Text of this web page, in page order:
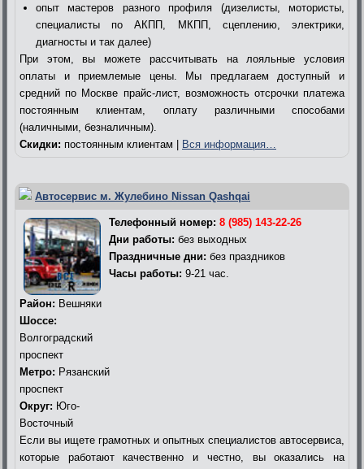
опыт мастеров разного профиля (дизелисты, мотористы,
специалисты по АКПП, МКПП, сцеплению, электрики,
диагносты и так далее)
При этом, вы можете рассчитывать на лояльные условия
оплаты и приемлемые цены. Мы предлагаем доступный и
средний по Москве прайс-лист, возможность отсрочки платежа
постоянным клиентам, оплату различными способами
(наличными, безналичным).
Скидки: постоянным клиентам | Вся информация…
Автосервис м. Жулебино Nissan Qashqai
Телефонный номер: 8 (985) 143-22-26
Дни работы: без выходных
Праздничные дни: без праздников
Часы работы: 9-21 час.
Район: Вешняки
Шоссе:
Волгоградский
проспект
Метро: Рязанский
проспект
Округ: Юго-
Восточный
Если вы ищете грамотных и опытных специалистов автосервиса,
которые работают качественно и честно, вы оказались на